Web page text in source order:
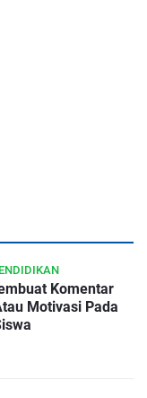
Komentar
Motivasi Pada